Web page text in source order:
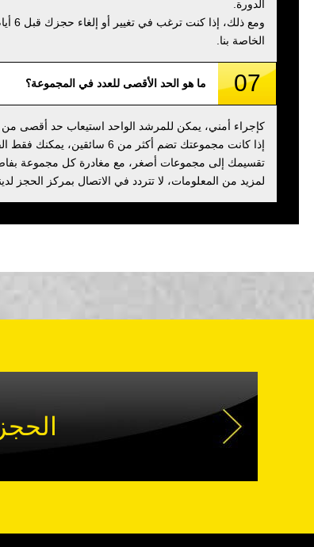
الدورة.
الخاصة بنا.
07 ما هو الحد الأقصى للعدد في المجموعة؟
كإجراء أمني، يمكن للمرشد الواحد استيعاب حد أقصى من 6 سائقين في المجموعة.
إذا كانت مجموعتك تضم أكثر
تقسيمك إلى مجموعات أصغر، مع مغادرة كل مجموعة
لمزيد من المعلومات، لا تتردد في الاتصال بمركز الحجز